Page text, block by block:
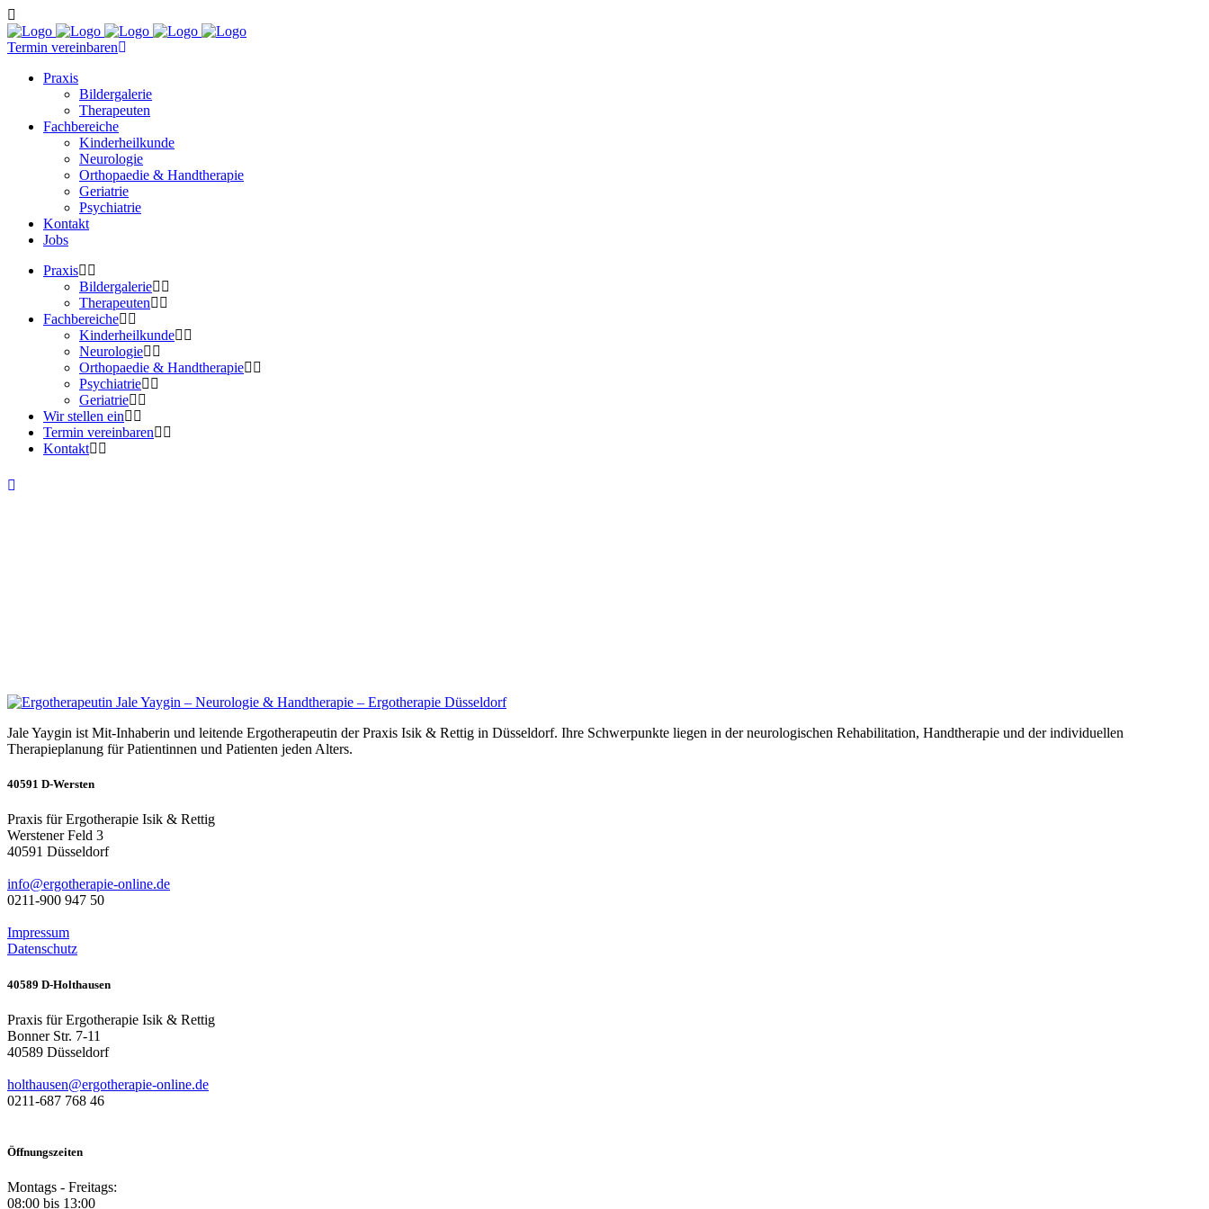
Termin vereinbaren
Praxis
Bildergalerie
Therapeuten
Fachbereiche
Kinderheilkunde
Neurologie
Orthopaedie & Handtherapie
Geriatrie
Psychiatrie
Kontakt
Jobs
Praxis
Bildergalerie
Therapeuten
Fachbereiche
Kinderheilkunde
Neurologie
Orthopaedie & Handtherapie
Psychiatrie
Geriatrie
Wir stellen ein
Termin vereinbaren
Kontakt
Jale Yaygin ist Mit-Inhaberin und leitende Ergotherapeutin der Praxis Isik & Rettig in Düsseldorf. Ihre Schwerpunkte liegen in der neurologischen Rehabilitation, Handtherapie und der individuellen
Therapieplanung für Patientinnen und Patienten jeden Alters.
40591 D-Wersten
Praxis für Ergotherapie Isik & Rettig
Werstener Feld 3
40591 Düsseldorf
info@ergotherapie-online.de
0211-900 947 50
Impressum
Datenschutz
40589 D-Holthausen
Praxis für Ergotherapie Isik & Rettig
Bonner Str. 7-11
40589 Düsseldorf
holthausen@ergotherapie-online.de
0211-687 768 46
Öffnungszeiten
Montags - Freitags:
08:00 bis 13:00